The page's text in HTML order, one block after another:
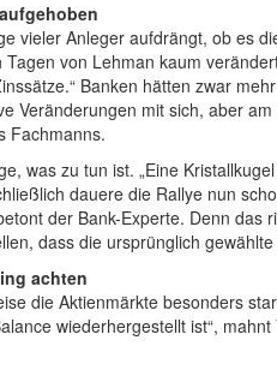
vieler Anleger aufdrängt, ob es
Tagen von Lehman kaum
Banken hätten zwar
Veränderungen mit sich, aber
Fachmanns.
was zu tun ist. „Eine
dauere die Rallye nun
der Bank-Experte. Denn
dass die ursprünglich
achten
die Aktienmärkte besonders
wiederhergestellt ist“,